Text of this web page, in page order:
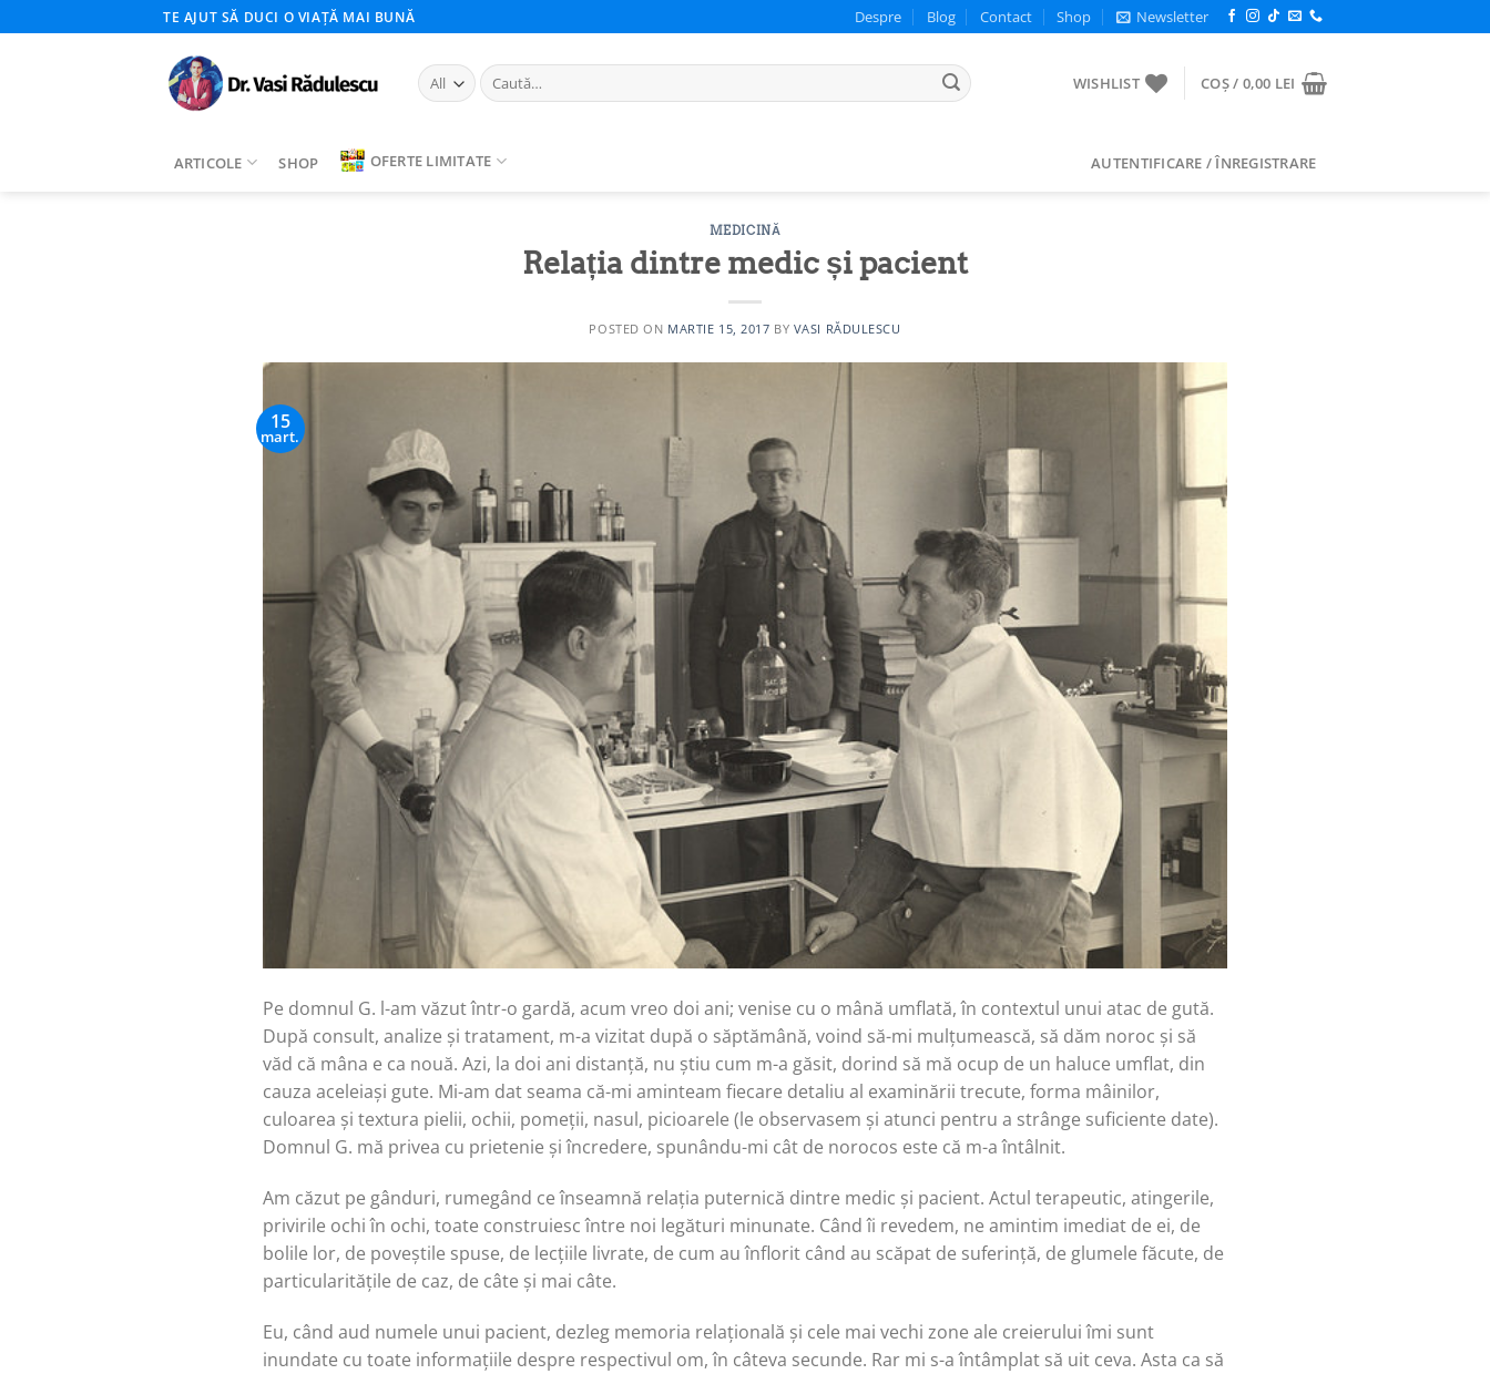
to
TE AJUT SĂ DUCI O VIAȚĂ MAI BUNĂ Despre Blog Contact Shop Newsletter
Caută
după:
WISHLIST COȘ / 0,00 LEI
ARTICOLE SHOP OFERTE LIMITATE AUTENTIFICARE / ÎNREGISTRARE
MEDICINĂ
Relația dintre medic și pacient
POSTED ON MARTIE 15, 2017 BY VASI RĂDULESCU
15
mart.
Pe domnul G. l-am văzut într-o gardă, acum vreo doi ani; venise cu o mână umflată, în contextul unui atac de gută.
După consult, analize și tratament, m-a vizitat după o săptămână, voind să-mi mulțumească, să dăm noroc și să
văd că mâna e ca nouă. Azi, la doi ani distanță, nu știu cum m-a găsit, dorind să mă ocup de un haluce umflat, din
cauza aceleiași gute. Mi-am dat seama că-mi aminteam fiecare detaliu al examinării trecute, forma mâinilor,
culoarea și textura pielii, ochii, pomeții, nasul, picioarele (le observasem și atunci pentru a strânge suficiente date).
Domnul G. mă privea cu prietenie și încredere, spunându-mi cât de norocos este că m-a întâlnit.
Am căzut pe gânduri, rumegând ce înseamnă relația puternică dintre medic și pacient. Actul terapeutic, atingerile,
privirile ochi în ochi, toate construiesc între noi legături minunate. Când îi revedem, ne amintim imediat de ei, de
bolile lor, de poveștile spuse, de lecțiile livrate, de cum au înflorit când au scăpat de suferință, de glumele făcute, de
particularitățile de caz, de câte și mai câte.
Eu, când aud numele unui pacient, dezleg memoria relațională și cele mai vechi zone ale creierului îmi sunt
inundate cu toate informațiile despre respectivul om, în câteva secunde. Rar mi s-a întâmplat să uit ceva. Asta ca să